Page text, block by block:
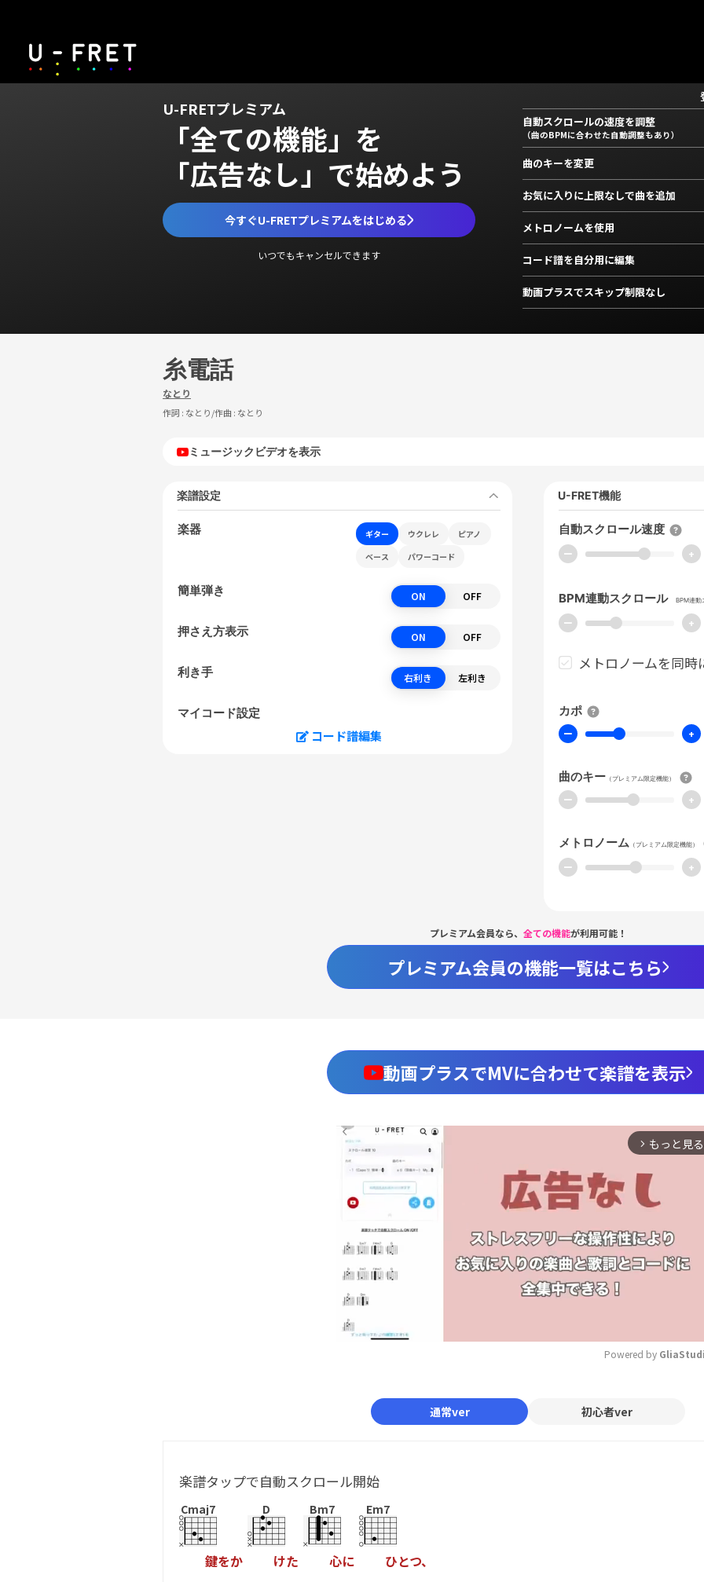
U-FRETプレミアム
「全ての機能」を
「広告なし」で始めよう
今すぐU-FRETプレミアムをはじめる
いつでもキャンセルできます
自動スクロールの速度を調整
（曲のBPMに合わせた自動調整もあり）
曲のキーを変更
お気に入りに上限なしで曲を追加
メトロノームを使用
コード譜を自分用に編集
動画プラスでスキップ制限なし
糸電話
なとり
作詞 : なとり/作曲 : なとり
ミュージックビデオを表示
楽譜設定
楽器 ギター ウクレレ
ピアノ
ベース
パワーコード
簡単弾き ON OFF
押さえ方表示 ON OFF
利き手 右利き 左利き
マイコード設定
コード譜編集
U-FRET機能
自動スクロール速度
ー +
BPM連動スクロール BPM連動
ー +
メトロノームを同時
カポ
ー +
曲のキー （プレミアム限定機能）
ー +
メトロノーム （プレミアム限定機能）
ー +
プレミアム会員なら、 全ての機能が利用可能！
プレミアム会員の機能一覧はこちら
動画プラスでMVに合わせて楽譜を表示
arrow_forward_ios もっと見る
Powered by
通常ver 初心者ver
楽譜タップで自動スクロール開始
Cmaj7
鍵をか
D
けた
Bm7
心に
Em7
ひとつ、